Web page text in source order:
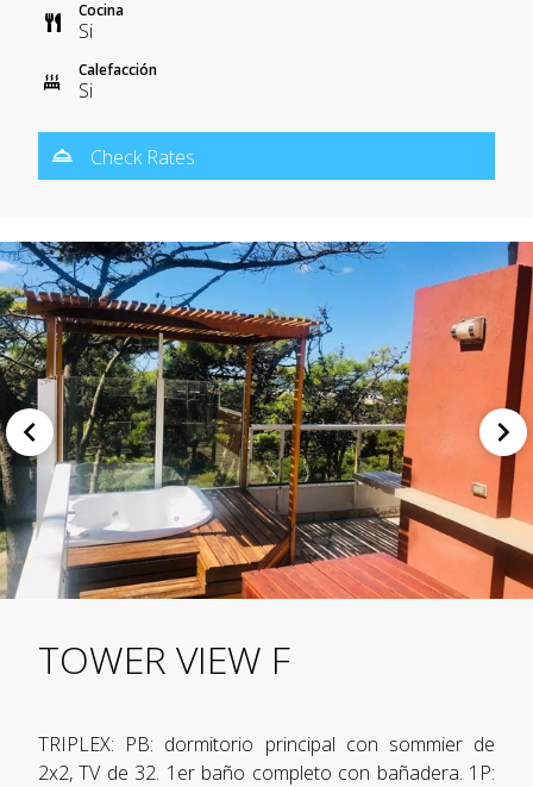
Cocina
Si
Calefacción
Si
Check Rates
TOWER VIEW F
TRIPLEX: PB: dormitorio principal con sommier de
2x2, TV de 32. 1er baño completo con bañadera. 1P: